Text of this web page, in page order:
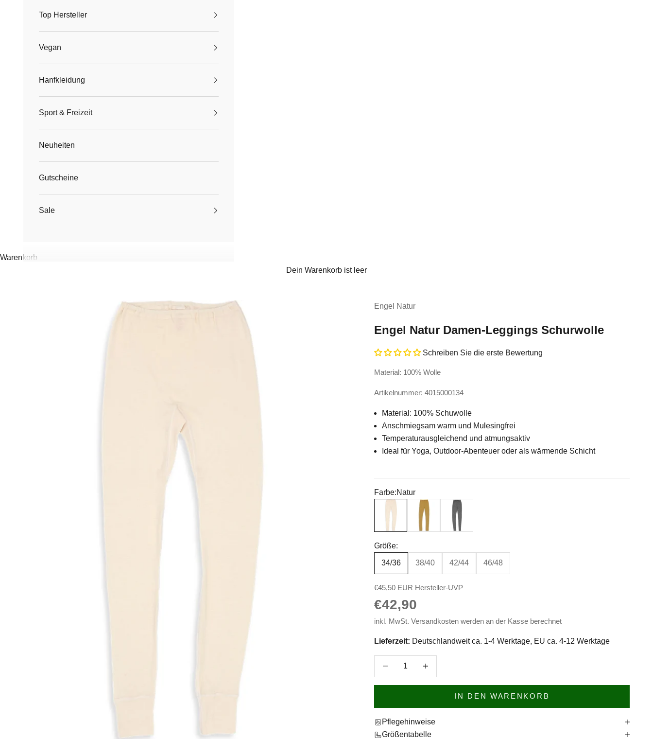
Top Hersteller
Vegan
Hanfkleidung
Sport & Freizeit
Neuheiten
Gutscheine
Sale
Warenkorb
Dein Warenkorb ist leer
Engel Natur
Engel Natur Damen-Leggings Schurwolle
Schreiben Sie die erste Bewertung
Material: 100% Wolle
Artikelnummer: 4015000134
Material: 100% Schuwolle
Anschmiegsam warm und Mulesingfrei
Temperaturausgleichend und atmungsaktiv
Ideal für Yoga, Outdoor-Abenteuer oder als wärmende Schicht
Farbe:Natur
Natur
Safran-Melange
Schiefer
Größe:
34/36 38/40 42/44 46/48
€45,50 EUR Hersteller-UVP
Angebot
€42,90
inkl. MwSt.Versandkosten werden an der Kasse berechnet
Lieferzeit: Deutschlandweit ca. 1-4 Werktage, EU ca. 4-12 Werktage
Anzahl verringern
IN DEN WARENKORB
Pflegehinweise
Größentabelle